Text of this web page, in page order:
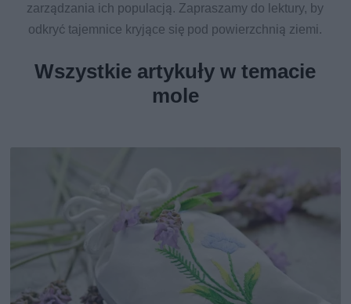
zarządzania ich populacją. Zapraszamy do lektury, by
odkryć tajemnice kryjące się pod powierzchnią ziemi.
Wszystkie artykuły w temacie
mole